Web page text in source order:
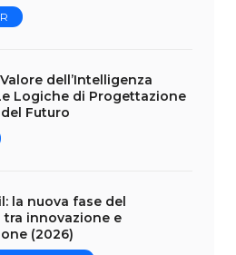
dell’Intelligenza
Logiche di Progettazione
Futuro
la nuova fase del
innovazione e
(2026)